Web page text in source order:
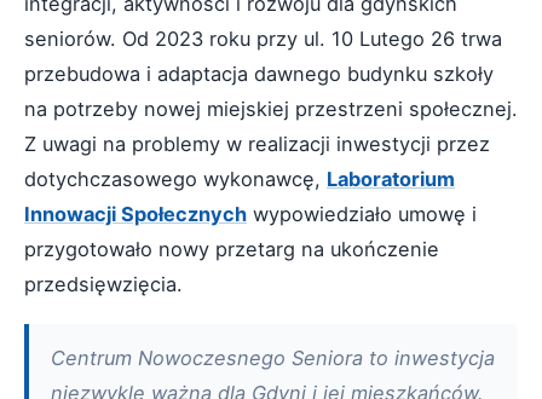
seniorów. Od 2023 roku przy ul. 10 Lutego 26 trwa
przebudowa i adaptacja dawnego budynku szkoły
na potrzeby nowej miejskiej przestrzeni społecznej.
Z uwagi na problemy w realizacji inwestycji przez
dotychczasowego wykonawcę, Laboratorium
Innowacji Społecznych wypowiedziało umowę i
przygotowało nowy przetarg na ukończenie
przedsięwzięcia.
Centrum Nowoczesnego Seniora to inwestycja
niezwykle ważna dla Gdyni i jej mieszkańców.